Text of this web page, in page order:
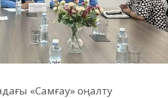
«Самғау» оңалту